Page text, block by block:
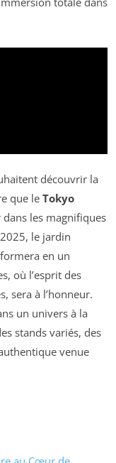
découvrir la
que le Tokyo
les magnifiques
le jardin
en un
où l’esprit des
sera à l’honneur.
un univers à la
stands variés, des
venue